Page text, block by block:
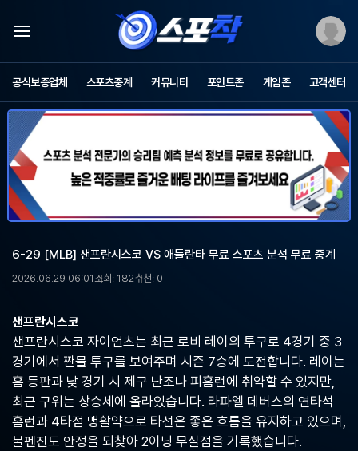
스
포
츠
중
포
착
-
료
츠
중
축
구
중
계,
실
시
간
해
공식보증업체 스포츠중계 커뮤니티 포인트존 게임존 고객센터
6-29 [MLB] 샌프란시스코 VS 애틀란타 무료 스포츠 분석 무료 중계
2026.06.29 06:01조회: 182추천: 0
샌프란시스코
샌프란시스코 자이언츠는 최근 로비 레이의 투구로 4경기 중 3
경기에서 짠물 투구를 보여주며 시즌 7승에 도전합니다. 레이는
홈 등판과 낮 경기 시 제구 난조나 피홈런에 취약할 수 있지만,
최근 구위는 상승세에 올라있습니다. 라파엘 데버스의 연타석
홈런과 4타점 맹활약으로 타선은 좋은 흐름을 유지하고 있으며,
불펜진도 안정을 되찾아 2이닝 무실점을 기록했습니다.